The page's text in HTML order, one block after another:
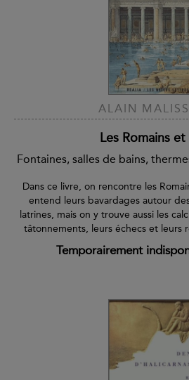
ALAIN
Les Romains
Fontaines, salles de bains,
Dans ce livre, on rencontre les
entend leurs bavardages autour
latrines, mais on y trouve aussi les
tâtonnements, leurs échecs et leurs
Temporairement